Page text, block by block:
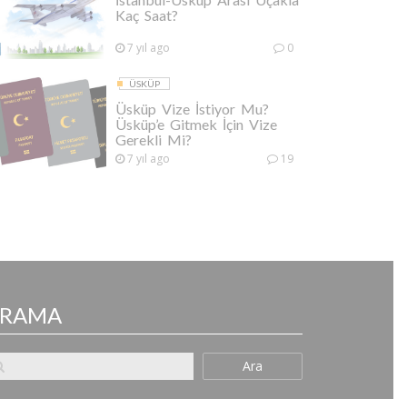
Kaç Saat?
7 yıl ago 0
ÜSKÜP
Üsküp Vize İstiyor Mu?
Üsküp’e Gitmek İçin Vize
Gerekli Mi?
7 yıl ago 19
Ara